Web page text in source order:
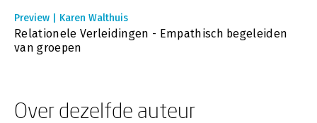
Preview | Karen Walthuis
Relationele Verleidingen - Empathisch begeleiden
van groepen
Over dezelfde auteur